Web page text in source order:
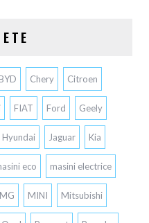
BYD Chery Citroen
FIAT Ford Geely
Hyundai Jaguar Kia
eco masini electrice
MG MINI Mitsubishi